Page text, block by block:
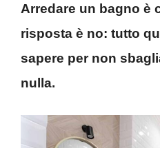
Arredare un bagno è
risposta è no: tutto
sapere per non
nulla.